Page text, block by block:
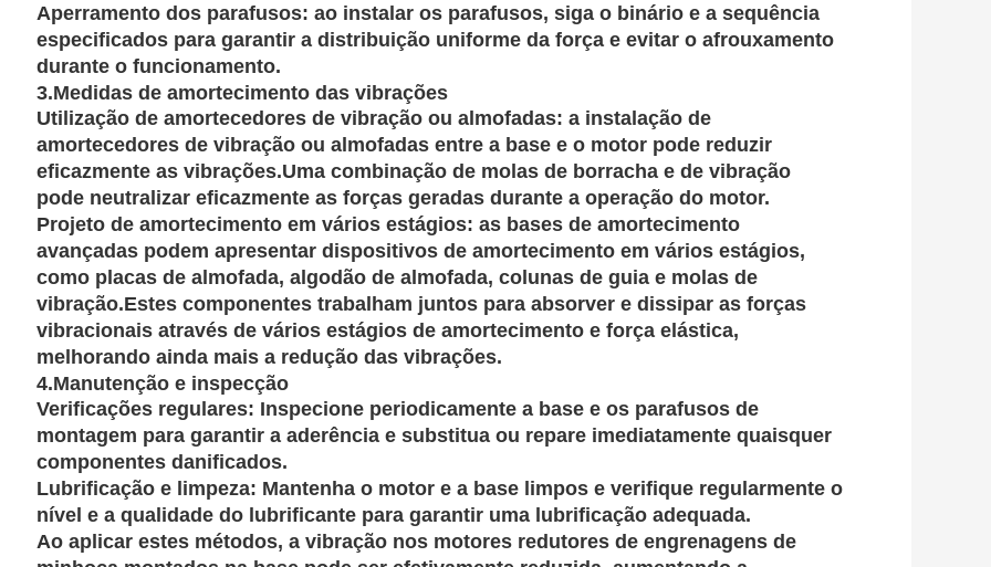
Aperramento dos parafusos: ao instalar os parafusos, siga o binário e a sequência
especificados para garantir a distribuição uniforme da força e evitar o afrouxamento
durante o funcionamento.
3.Medidas de amortecimento das vibrações
Utilização de amortecedores de vibração ou almofadas: a instalação de
amortecedores de vibração ou almofadas entre a base e o motor pode reduzir
eficazmente as vibrações.Uma combinação de molas de borracha e de vibração
pode neutralizar eficazmente as forças geradas durante a operação do motor.
Projeto de amortecimento em vários estágios: as bases de amortecimento
avançadas podem apresentar dispositivos de amortecimento em vários estágios,
como placas de almofada, algodão de almofada, colunas de guia e molas de
vibração.Estes componentes trabalham juntos para absorver e dissipar as forças
vibracionais através de vários estágios de amortecimento e força elástica,
melhorando ainda mais a redução das vibrações.
4.Manutenção e inspecção
Verificações regulares: Inspecione periodicamente a base e os parafusos de
montagem para garantir a aderência e substitua ou repare imediatamente quaisquer
componentes danificados.
Lubrificação e limpeza: Mantenha o motor e a base limpos e verifique regularmente o
nível e a qualidade do lubrificante para garantir uma lubrificação adequada.
Ao aplicar estes métodos, a vibração nos motores redutores de engrenagens de